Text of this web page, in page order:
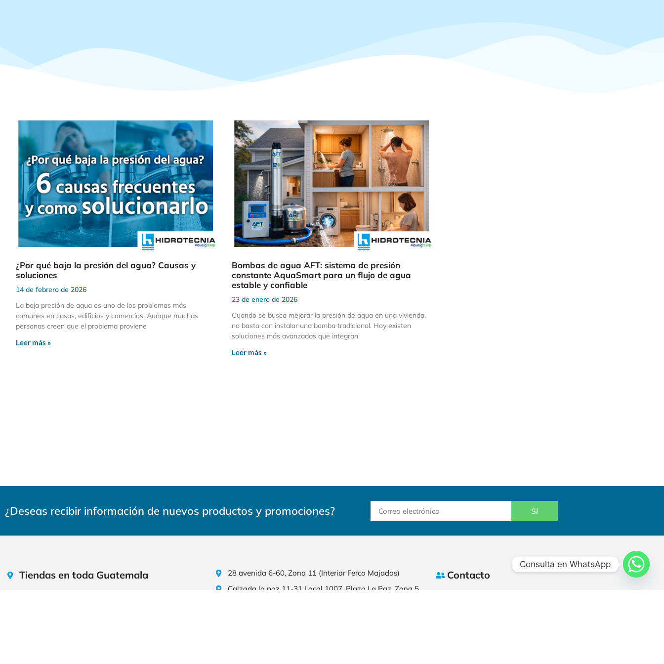
¿Por qué baja la presión del agua? Causas y
soluciones
14 de febrero de 2026
La baja presión de agua es uno de los problemas más
comunes en casas, edificios y comercios. Aunque muchas
personas creen que el problema proviene
Leer más »
Bombas de agua AFT: sistema de presión
constante AquaSmart para un flujo de agua
estable y confiable
23 de enero de 2026
Cuando se busca mejorar la presión de agua en una vivienda,
no basta con instalar una bomba tradicional. Hoy existen
soluciones más avanzadas que integran
Leer más »
¿Deseas recibir información de nuevos productos y promociones? Sí
Tiendas en toda Guatemala
28 avenida 6-60, Zona 11 (Interior Ferco Majadas)
Calzada la paz 11-31 Local 1007, Plaza La Paz, Zona 5.
Contacto
Consulta en WhatsApp